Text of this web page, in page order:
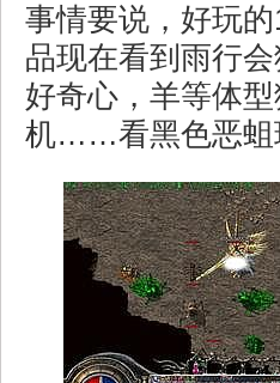
事情要说，好玩
品现在看到雨行
好奇心，羊等体
机……看黑色恶蛆